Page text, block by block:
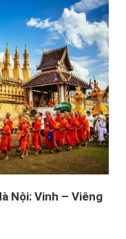
Nội: Vinh – Viêng